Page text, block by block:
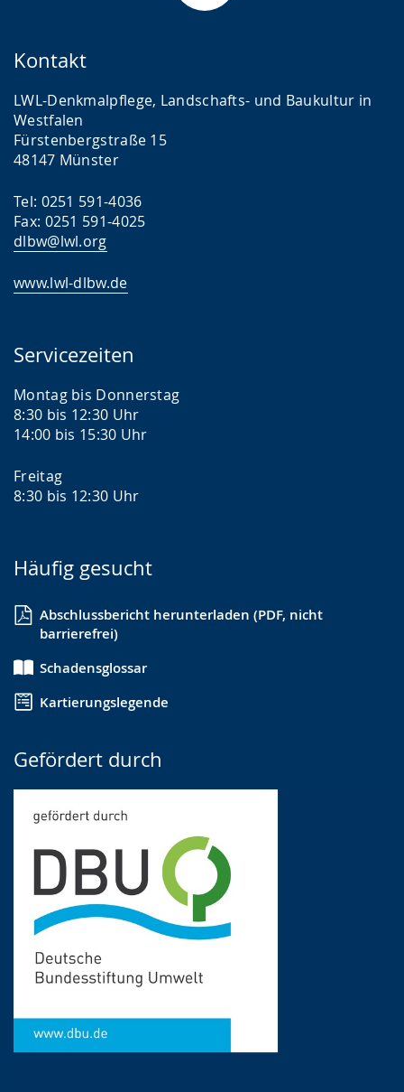
Kontakt
LWL-Denkmalpflege, Landschafts- und Baukultur in
Westfalen
Fürstenbergstraße 15
48147 Münster
Tel: 0251 591-4036
Fax: 0251 591-4025
dlbw@lwl.org
www.lwl-dlbw.de
Servicezeiten
Montag bis Donnerstag
8:30 bis 12:30 Uhr
14:00 bis 15:30 Uhr
Freitag
8:30 bis 12:30 Uhr
Häufig gesucht
Abschlussbericht herunterladen (PDF, nicht
barrierefrei)
Schadensglossar
Kartierungslegende
Gefördert durch